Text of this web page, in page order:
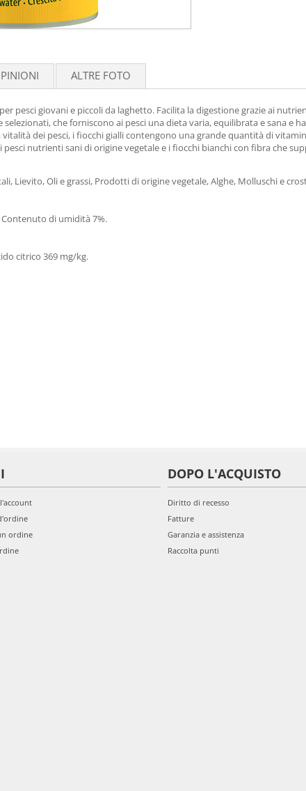
ALTRE FOTO
pesci giovani e piccoli da laghetto. Facilita la digestione grazie ai
che forniscono ai pesci una dieta varia, equilibrata e sana e
dei pesci, i fiocchi gialli contengono una grande quantità di
nutrienti sani di origine vegetale e i fiocchi bianchi con fibra che
Lievito, Oli e grassi, Prodotti di origine vegetale, Alghe, Molluschi e
Contenuto di umidità 7%.
citrico 369 mg/kg.
ordine
DOPO L'ACQUISTO
Diritto di recesso
Fatture
Garanzia e assistenza
Raccolta punti